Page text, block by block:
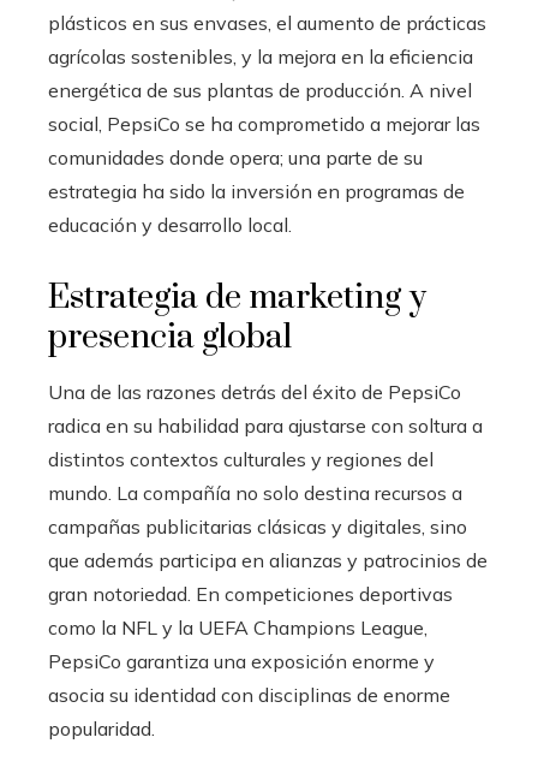
plásticos en sus envases, el aumento de prácticas
agrícolas sostenibles, y la mejora en la eficiencia
energética de sus plantas de producción. A nivel
social, PepsiCo se ha comprometido a mejorar las
comunidades donde opera; una parte de su
estrategia ha sido la inversión en programas de
educación y desarrollo local.
Estrategia de marketing y
presencia global
Una de las razones detrás del éxito de PepsiCo
radica en su habilidad para ajustarse con soltura a
distintos contextos culturales y regiones del
mundo. La compañía no solo destina recursos a
campañas publicitarias clásicas y digitales, sino
que además participa en alianzas y patrocinios de
gran notoriedad. En competiciones deportivas
como la NFL y la UEFA Champions League,
PepsiCo garantiza una exposición enorme y
asocia su identidad con disciplinas de enorme
popularidad.